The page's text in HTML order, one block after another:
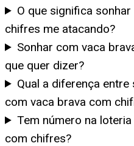
O que significa
chifres me atacando?
Sonhar com vaca
que quer dizer?
Qual a diferença
com vaca brava com
Tem número na
com chifres?